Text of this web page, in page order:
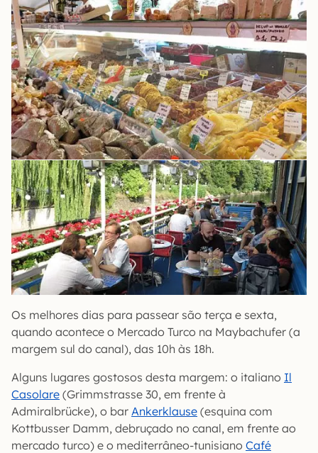
Os melhores dias para passear são terça e sexta,
quando acontece o Mercado Turco na Maybachufer (a
margem sul do canal), das 10h às 18h.
Alguns lugares gostosos desta margem: o italiano Il
Casolare (Grimmstrasse 30, em frente à
Admiralbrücke), o bar Ankerklause (esquina com
Kottbusser Damm, debruçado no canal, em frente ao
mercado turco) e o mediterrâneo-tunisiano Café